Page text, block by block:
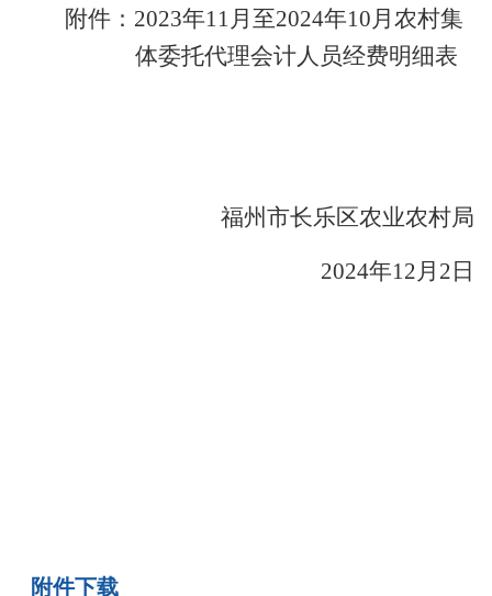
附件： 2023年11 月至2024年10 月农村集
体委托代理会计人员经费明细表
福州市长乐区农业农村局
2024年12 月 2 日
附件下载